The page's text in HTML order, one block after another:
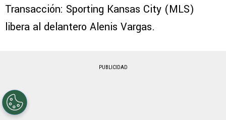
Transacción: Sporting Kansas City (MLS)
libera al delantero Alenis Vargas.
PUBLICIDAD